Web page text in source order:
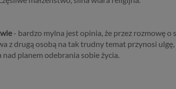
- bardzo mylna jest opinia, że przez rozmowę o
z drugą osobą na tak trudny temat przynosi
planem odebrania sobie życia.
konsultacyjnym czy w innej usłudze oferowanej
stronach i urządzeniach, których używasz
Podstawa i cel przetwarzania